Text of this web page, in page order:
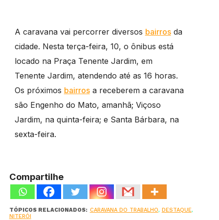
A caravana vai percorrer diversos bairrosda
cidade. Nesta terça-feira, 10, o ônibus está
locado na Praça Tenente Jardim, em
Tenente Jardim, atendendo até as 16 horas.
Os próximos bairrosa receberem a caravana
são Engenho do Mato, amanhã; Viçoso
Jardim, na quinta-feira; e Santa Bárbara, na
sexta-feira.
Compartilhe
TÓPICOS RELACIONADOS: CARAVANA DO TRABALHO, DESTAQUE,
NITERÓI